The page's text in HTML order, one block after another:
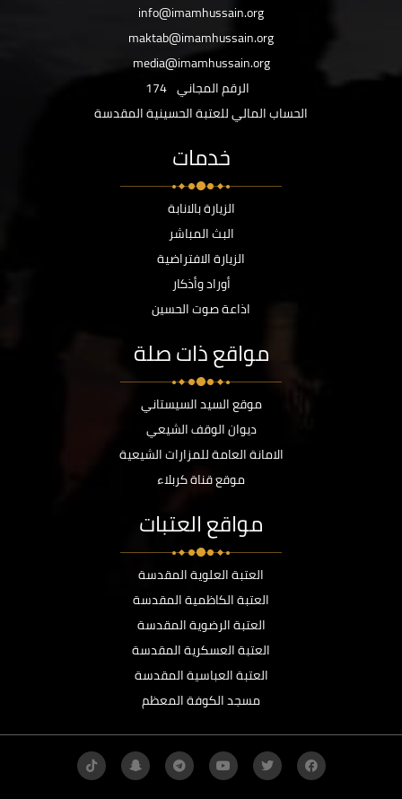
info@imamhussain.org
maktab@imamhussain.org
media@imamhussain.org
الرقم المجاني 174
الحساب المالي للعتبة الحسينية المقدسة
خدمات
الزيارة بالانابة
البث المباشر
الزيارة الافتراضية
أوراد وأذكار
اذاعة صوت الحسين
مواقع ذات صلة
موقع السيد السيستاني
ديوان الوقف الشيعي
الامانة العامة للمزارات الشيعية
موقع قناة كربلاء
مواقع العتبات
العتبة العلوية المقدسة
العتبة الكاظمية المقدسة
العتبة الرضوية المقدسة
العتبة العسكرية المقدسة
العتبة العباسية المقدسة
مسجد الكوفة المعظم